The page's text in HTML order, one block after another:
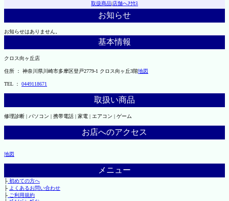
取扱商品|店舗へｱｸｾｽ
お知らせ
お知らせはありません。
基本情報
クロス向ヶ丘店
住所 ： 神奈川県川崎市多摩区登戸2779-1 クロス向ヶ丘3階地図
TEL ： 0449118671
取扱い商品
修理診断 | パソコン | 携帯電話 | 家電 | エアコン | ゲーム
お店へのアクセス
地図
メニュー
├初めての方へ
├ よくあるお問い合わせ
├ご利用規約